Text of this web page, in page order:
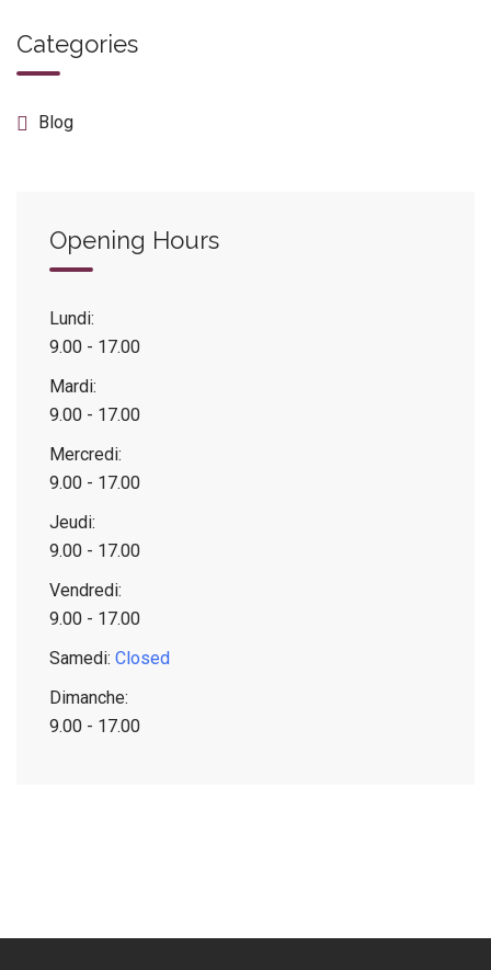
Categories
Blog
Opening Hours
Lundi:
9.00 - 17.00
Mardi:
9.00 - 17.00
Mercredi:
9.00 - 17.00
Jeudi:
9.00 - 17.00
Vendredi:
9.00 - 17.00
Samedi: Closed
Dimanche:
9.00 - 17.00